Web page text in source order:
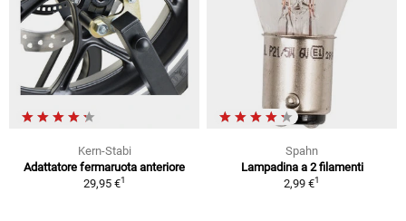
Kern-Stabi
Adattatore fermaruota anteriore
29,95 €1
Spahn
Lampadina a 2 filamenti
2,99 €1